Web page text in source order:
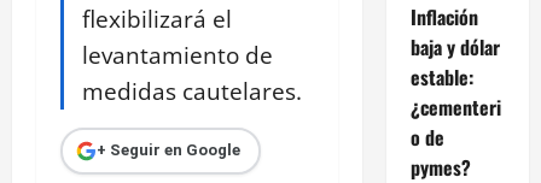
flexibilizará el
levantamiento de
medidas cautelares.
+ Seguir en Google
Inflación
baja y dólar
estable:
¿cementeri
o de
pymes?